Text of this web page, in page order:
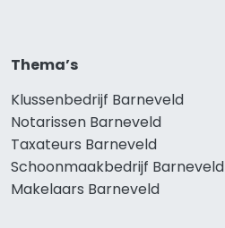
Thema’s
Klussenbedrijf Barneveld
Notarissen Barneveld
Taxateurs Barneveld
Schoonmaakbedrijf Barneveld
Makelaars Barneveld